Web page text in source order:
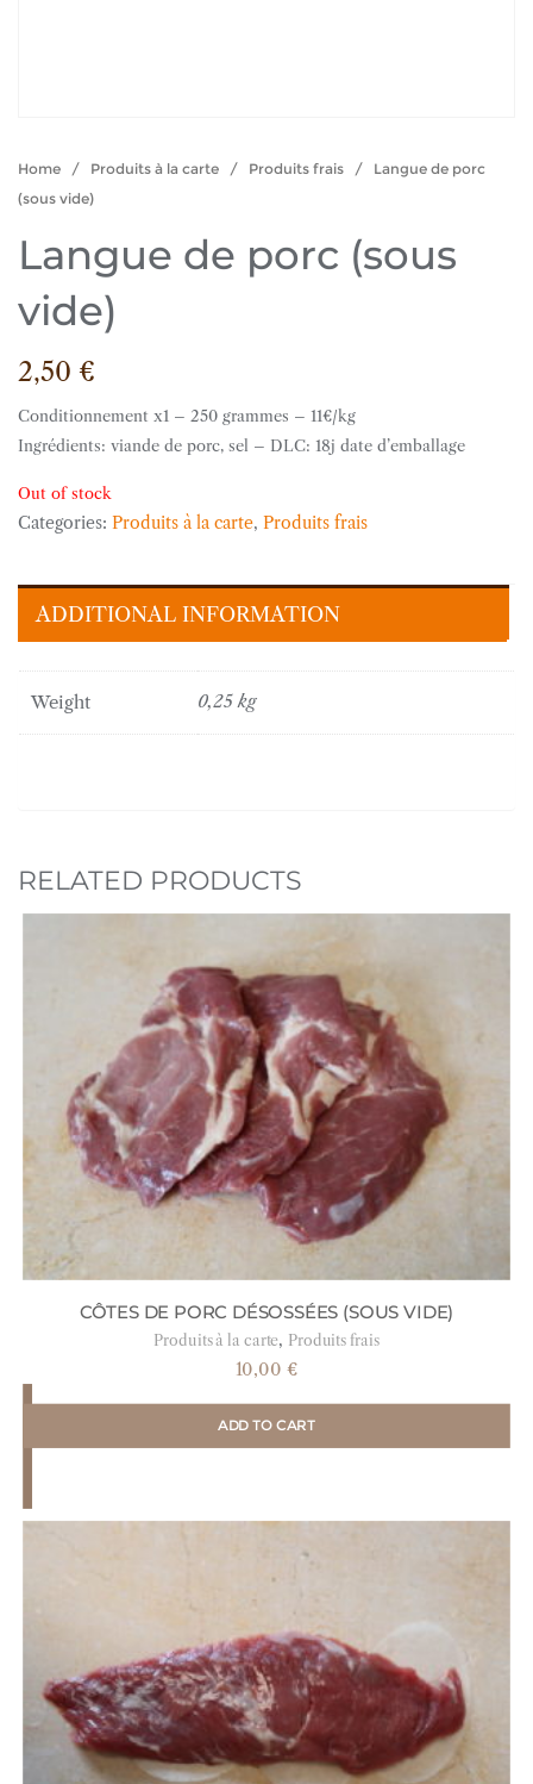
Home / Produits à la carte / Produits frais / Langue de porc
(sous vide)
Langue de porc (sous
vide)
2,50 €
Conditionnement x1 – 250 grammes – 11€/kg
Ingrédients: viande de porc, sel – DLC: 18j date d’emballage
Out of stock
Categories: Produits à la carte, Produits frais
ADDITIONAL INFORMATION
Weight 0,25 kg
RELATED PRODUCTS
CÔTES DE PORC DÉSOSSÉES (SOUS VIDE)
Produits à la carte, Produits frais
10,00 €
ADD TO CART